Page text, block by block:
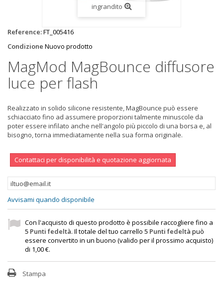
ingrandito
Reference:FT_005416
Condizione Nuovo prodotto
MagMod MagBounce diffusore
luce per flash
Realizzato in solido silicone resistente, MagBounce può essere
schiacciato fino ad assumere proporzioni talmente minuscole da
poter essere infilato anche nell'angolo più piccolo di una borsa e, al
bisogno, torna immediatamente nella sua forma originale.
Contattaci per disponibilità e quotazione aggiornata
Avvisami quando disponibile
Con l'acquisto di questo prodotto è possibile raccogliere fino a
5 Punti fedeltà. Il totale del tuo carrello 5 Punti fedeltà può
essere convertito in un buono (valido per il prossimo acquisto)
di 1,00 €.
Stampa